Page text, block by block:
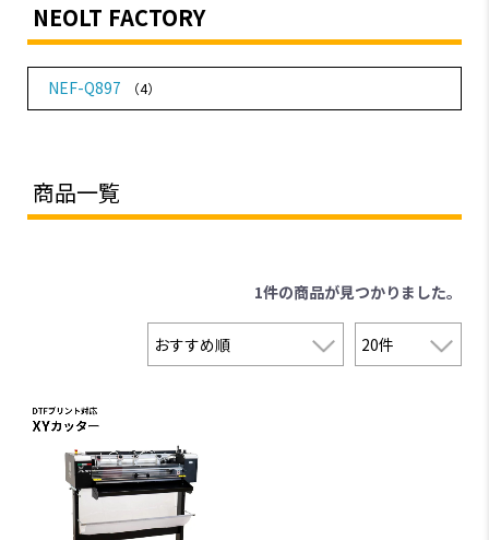
NEOLT FACTORY
NEF-Q897 （4）
商品一覧
1件の商品が見つかりました。